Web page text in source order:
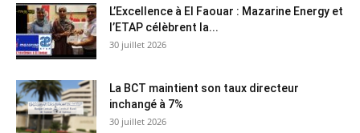
L’Excellence à El Faouar : Mazarine Energy et
l’ETAP célèbrent la...
30 juillet 2026
La BCT maintient son taux directeur
inchangé à 7%
30 juillet 2026